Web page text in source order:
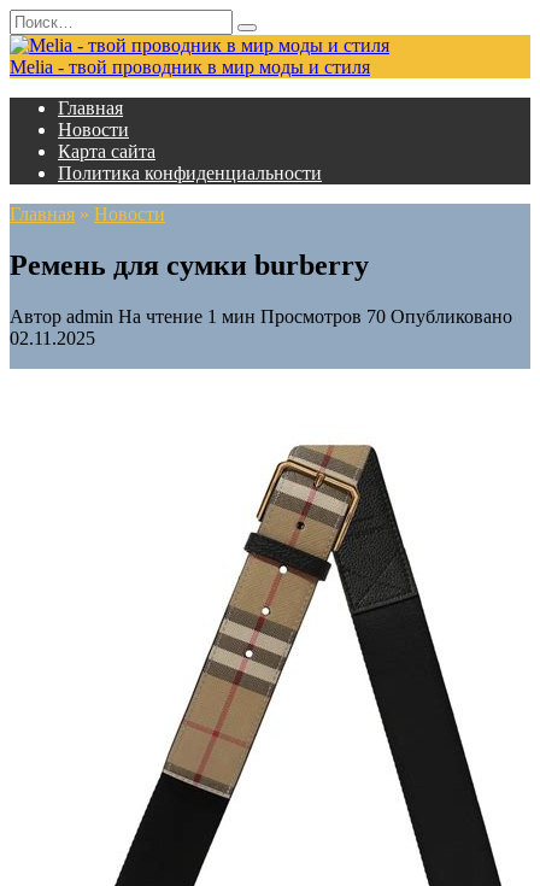
Перейти
к
содержанию
Search
for:
Melia - твой проводник в мир моды и стиля
Главная
Новости
Карта сайта
Политика конфиденциальности
Главная » Новости
Ремень для сумки burberry
Автор admin На чтение 1 мин Просмотров 70 Опубликовано
02.11.2025